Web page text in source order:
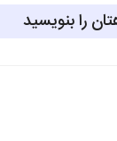
را بنویسید